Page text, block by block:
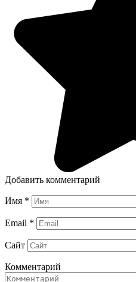
Добавить комментарий
Имя *
Email *
Сайт
Комментарий